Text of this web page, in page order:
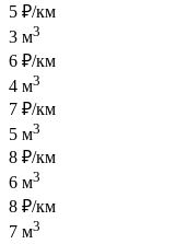
5 ₽/км
3 м3
6 ₽/км
4 м3
7 ₽/км
5 м3
8 ₽/км
6 м3
8 ₽/км
7 м3